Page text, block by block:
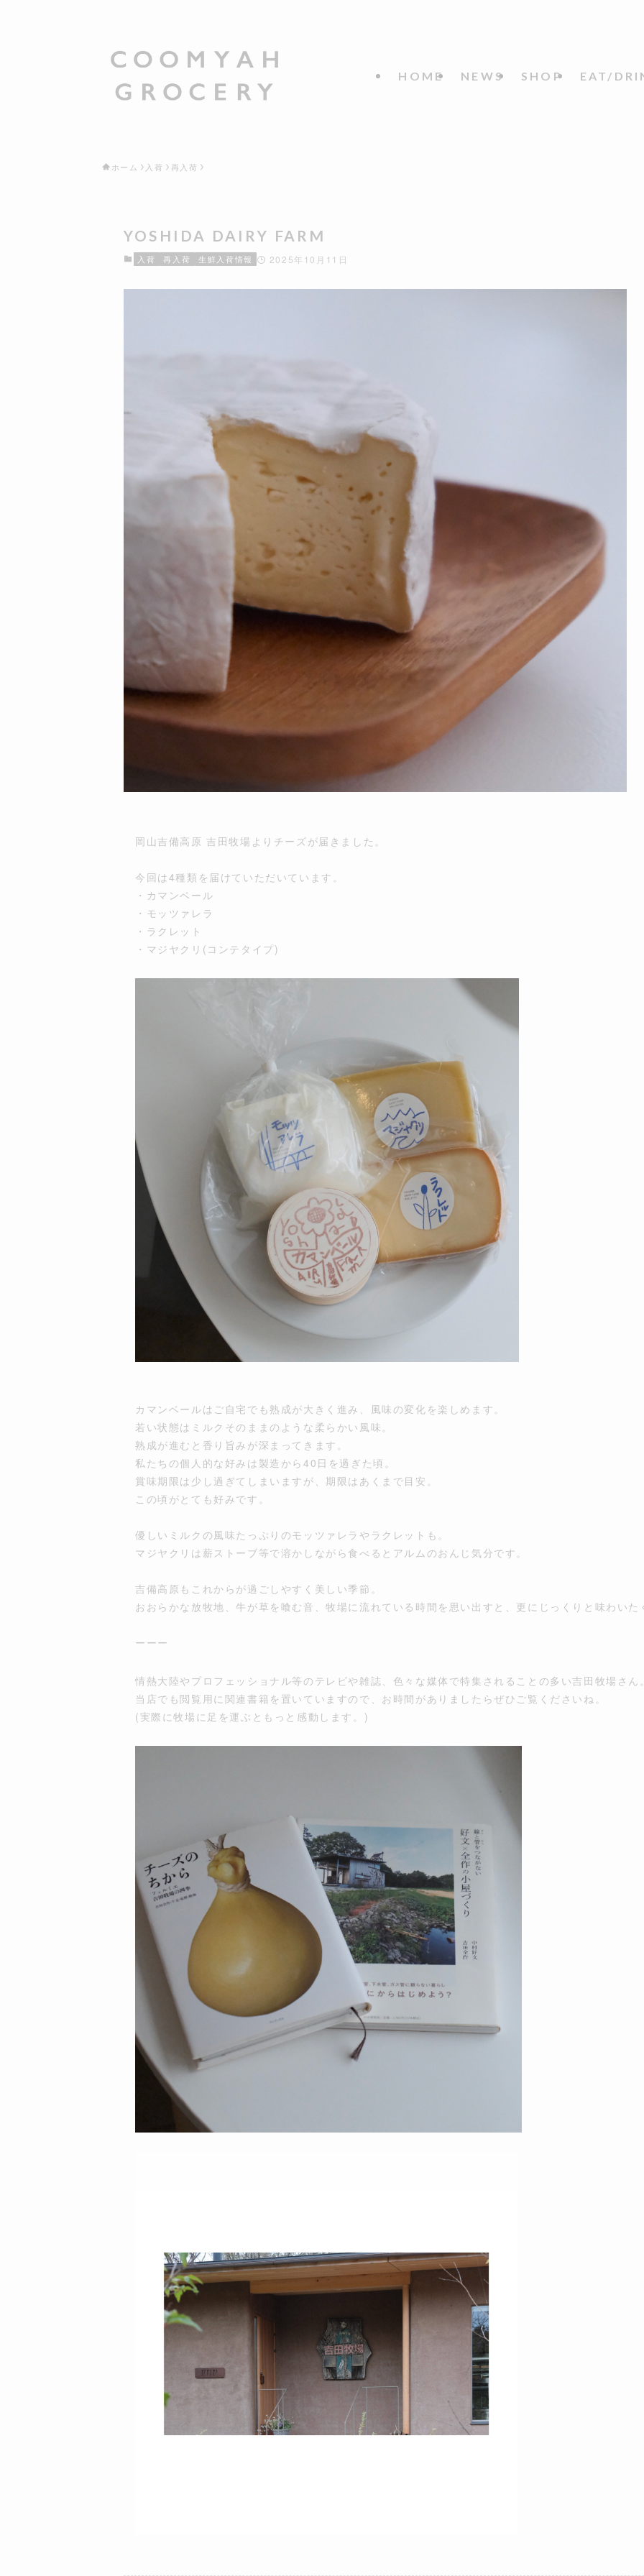
HOME NEWS SHOP EAT/
ホーム 入荷 再入荷
YOSHIDA DAIRY FARM
入荷 再入荷 生鮮入荷情報 2025年10月11日
岡山吉備高原 吉田牧場よりチーズが届きました。
今回は4種類を届けていただいています。
・カマンベール
・モッツァレラ
・ラクレット
・マジヤクリ(コンテタイプ)
カマンベールはご自宅でも熟成が大きく進み、風味の変化を楽しめます。
若い状態はミルクそのままのような柔らかい風味。
熟成が進むと香り旨みが深まってきます。
私たちの個人的な好みは製造から40日を過ぎた頃。
賞味期限は少し過ぎてしまいますが、期限はあくまで目安。
この頃がとても好みです。
優しいミルクの風味たっぷりのモッツァレラやラクレットも。
マジヤクリは薪ストーブ等で溶かしながら食べるとアルムのおんじ気分です。
吉備高原もこれからが過ごしやすく美しい季節。
おおらかな放牧地、牛が草を喰む音、牧場に流れている時間を思い出すと、更にじっくりと味わいた
ーーー
情熱大陸やプロフェッショナル等のテレビや雑誌、色々な媒体で特集されることの多い吉田牧場さん
当店でも閲覧用に関連書籍を置いていますので、お時間がありましたらぜひご覧くださいね。
(実際に牧場に足を運ぶともっと感動します。)